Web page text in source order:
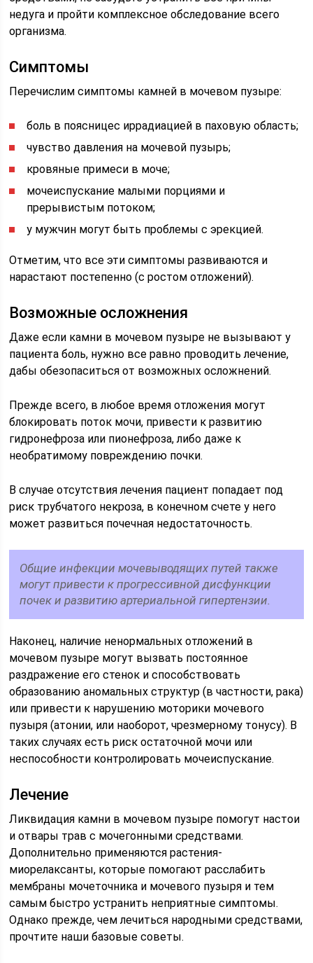
недуга и пройти комплексное обследование всего
организма.
Симптомы
Перечислим симптомы камней в мочевом пузыре:
боль в поясницес иррадиацией в паховую область;
чувство давления на мочевой пузырь;
кровяные примеси в моче;
мочеиспускание малыми порциями и
прерывистым потоком;
у мужчин могут быть проблемы с эрекцией.
Отметим, что все эти симптомы развиваются и
нарастают постепенно (с ростом отложений).
Возможные осложнения
Даже если камни в мочевом пузыре не вызывают у
пациента боль, нужно все равно проводить лечение,
дабы обезопаситься от возможных осложнений.
Прежде всего, в любое время отложения могут
блокировать поток мочи, привести к развитию
гидронефроза или пионефроза, либо даже к
необратимому повреждению почки.
В случае отсутствия лечения пациент попадает под
риск трубчатого некроза, в конечном счете у него
может развиться почечная недостаточность.
Общие инфекции мочевыводящих путей также
могут привести к прогрессивной дисфункции
почек и развитию артериальной гипертензии.
Наконец, наличие ненормальных отложений в
мочевом пузыре могут вызвать постоянное
раздражение его стенок и способствовать
образованию аномальных структур (в частности, рака)
или привести к нарушению моторики мочевого
пузыря (атонии, или наоборот, чрезмерному тонусу). В
таких случаях есть риск остаточной мочи или
неспособности контролировать мочеиспускание.
Лечение
Ликвидация камни в мочевом пузыре помогут настои
и отвары трав с мочегонными средствами.
Дополнительно применяются растения-
миорелаксанты, которые помогают расслабить
мембраны мочеточника и мочевого пузыря и тем
самым быстро устранить неприятные симптомы.
Однако прежде, чем лечиться народными средствами,
прочтите наши базовые советы.